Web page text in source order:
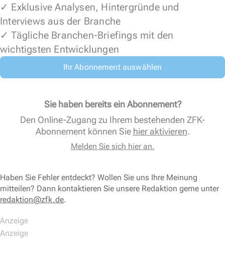
✓ Exklusive Analysen, Hintergründe und
Interviews aus der Branche
✓ Tägliche Branchen-Briefings mit den
wichtigsten Entwicklungen
Ihr Abonnement auswählen
Sie haben bereits ein Abonnement?
Den Online-Zugang zu Ihrem bestehenden ZFK-
Abonnement können Sie hier aktivieren.
Melden Sie sich hier an.
Haben Sie Fehler entdeckt? Wollen Sie uns Ihre Meinung
mitteilen? Dann kontaktieren Sie unsere Redaktion gerne unter
redaktion@zfk.de.